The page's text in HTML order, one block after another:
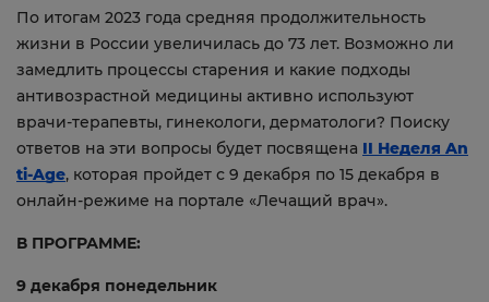
По итогам 2023 года средняя продолжительность
жизни в России увеличилась до 73 лет. Возможно ли
замедлить процессы старения и какие подходы
антивозрастной медицины активно используют
врачи-терапевты, гинекологи, дерматологи? Поиску
ответов на эти вопросы будет посвящена II Неделя An
ti-Age, которая пройдет с 9 декабря по 15 декабря в
онлайн-режиме на портале «Лечащий врач».
В ПРОГРАММЕ:
9 декабря понедельник